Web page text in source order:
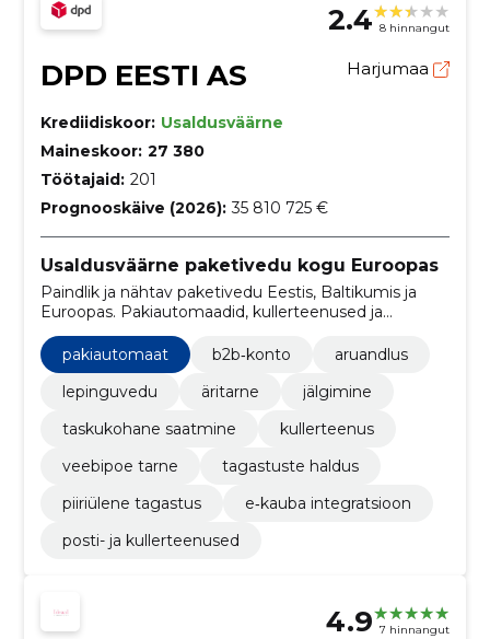
2.4 8 hinnangut
DPD EESTI AS Harjumaa
Krediidiskoor: Usaldusväärne
Maineskoor: 27 380
Töötajaid: 201
Prognooskäive (2026): 35 810 725 €
Usaldusväärne paketivedu kogu Euroopas
Paindlik ja nähtav paketivedu Eestis, Baltikumis ja
Euroopas. Pakiautomaadid, kullerteenused ja
tagastusi ja saatmishaldust.
pakiautomaat b2b‑konto
aruandlus
lepinguvedu
äritarne
jälgimine
taskukohane saatmine
kullerteenus
veebipoe tarne
tagastuste haldus
piiriülene tagastus
e‑kauba integratsioon
posti- ja kullerteenused
4.9 7 hinnangut